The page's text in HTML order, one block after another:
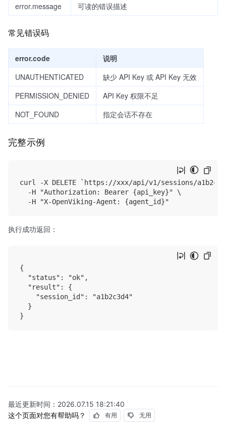
error.message
可读的错误描述
常见错误码
error.code
说明
UNAUTHENTICATED
缺少 API Key 或 API Key 无效
PERMISSION_DENIED
API Key 权限不足
NOT_FOUND
指定会话不存在
完整示例
curl -X DELETE `https://xxx/api/v1/sessions/
  -H "Authorization: Bearer {api_key}" \
执行成功返回：
{
  "status": "ok",
  "result": {
    "session_id": "a1b2c3d4"
  }
最近更新时间： 2026.07.15 18:21:40
这个页面对您有帮助吗？
有用 无用